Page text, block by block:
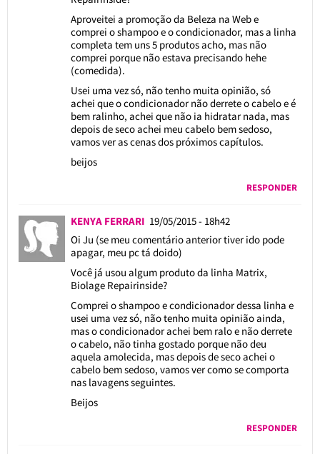
Aproveitei a promoção da Beleza na Web e
comprei o shampoo e o condicionador, mas a linha
completa tem uns 5 produtos acho, mas não
comprei porque não estava precisando hehe
(comedida).
Usei uma vez só, não tenho muita opinião, só
achei que o condicionador não derrete o cabelo e é
bem ralinho, achei que não ia hidratar nada, mas
depois de seco achei meu cabelo bem sedoso,
vamos ver as cenas dos próximos capítulos.
beijos
RESPONDER
KENYA FERRARI 19/05/2015 - 18h42
Oi Ju (se meu comentário anterior tiver ido pode
apagar, meu pc tá doido)
Você já usou algum produto da linha Matrix,
Biolage Repairinside?
Comprei o shampoo e condicionador dessa linha e
usei uma vez só, não tenho muita opinião ainda,
mas o condicionador achei bem ralo e não derrete
o cabelo, não tinha gostado porque não deu
aquela amolecida, mas depois de seco achei o
cabelo bem sedoso, vamos ver como se comporta
nas lavagens seguintes.
Beijos
RESPONDER